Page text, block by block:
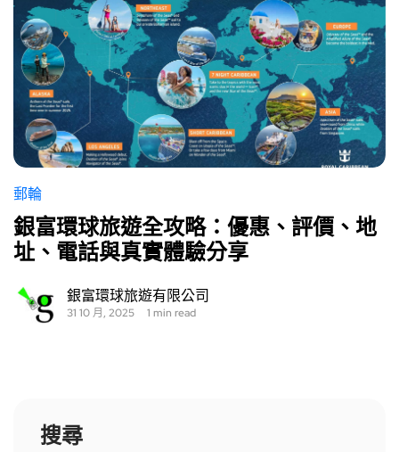
郵輪
銀富環球旅遊全攻略：優惠、評價、地
址、電話與真實體驗分享
銀富環球旅遊有限公司
31 10 月, 2025 1 min read
搜尋